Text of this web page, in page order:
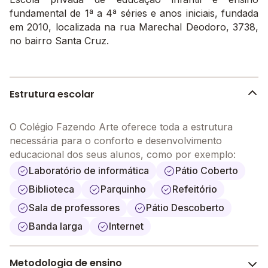
fundamental de 1ª a 4ª séries e anos iniciais, fundada
em 2010, localizada na rua Marechal Deodoro, 3738,
no bairro Santa Cruz.
Estrutura escolar
O Colégio Fazendo Arte oferece toda a estrutura
necessária para o conforto e desenvolvimento
educacional dos seus alunos, como por exemplo:
Laboratório de informática
Pátio Coberto
Biblioteca
Parquinho
Refeitório
Sala de professores
Pátio Descoberto
Banda larga
Internet
Metodologia de ensino